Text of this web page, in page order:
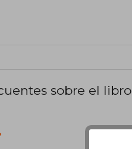
sobre el libro